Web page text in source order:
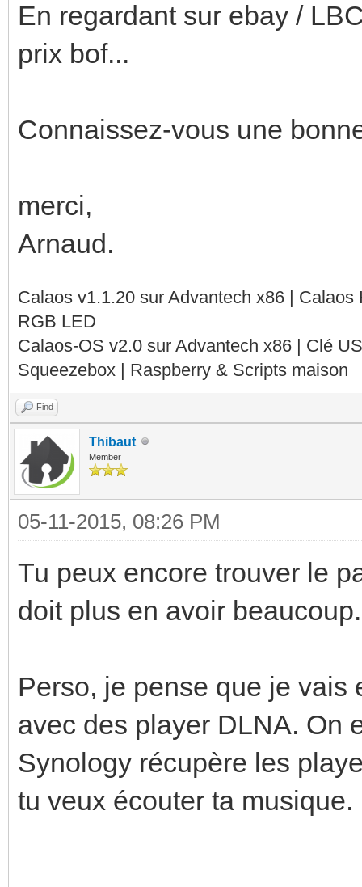
En regardant sur ebay /
prix bof...
Connaissez-vous une
merci,
Arnaud.
Calaos v1.1.20 sur Advantech x86 |
RGB LED
Calaos-OS v2.0 sur Advantech x86 | Clé
Squeezebox | Raspberry & Scripts maison
Find
Thibaut
Member
05-11-2015, 08:26 PM
Tu peux encore trouver le
doit plus en avoir
Perso, je pense que je vais
avec des player DLNA. On
Synology récupère les
tu veux écouter ta musique.